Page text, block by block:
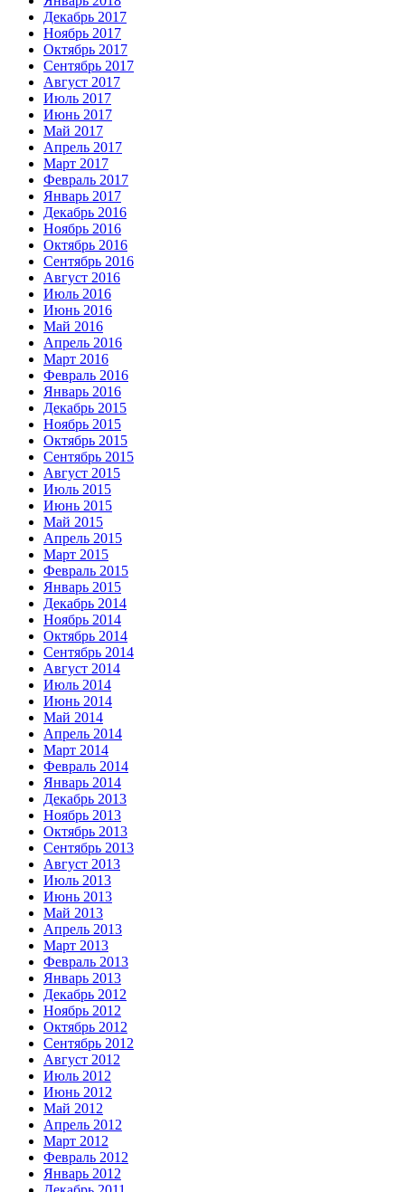
Декабрь 2017
Ноябрь 2017
Октябрь 2017
Сентябрь 2017
Август 2017
Июль 2017
Июнь 2017
Май 2017
Апрель 2017
Март 2017
Февраль 2017
Январь 2017
Декабрь 2016
Ноябрь 2016
Октябрь 2016
Сентябрь 2016
Август 2016
Июль 2016
Июнь 2016
Май 2016
Апрель 2016
Март 2016
Февраль 2016
Январь 2016
Декабрь 2015
Ноябрь 2015
Октябрь 2015
Сентябрь 2015
Август 2015
Июль 2015
Июнь 2015
Май 2015
Апрель 2015
Март 2015
Февраль 2015
Январь 2015
Декабрь 2014
Ноябрь 2014
Октябрь 2014
Сентябрь 2014
Август 2014
Июль 2014
Июнь 2014
Май 2014
Апрель 2014
Март 2014
Февраль 2014
Январь 2014
Декабрь 2013
Ноябрь 2013
Октябрь 2013
Сентябрь 2013
Август 2013
Июль 2013
Июнь 2013
Май 2013
Апрель 2013
Март 2013
Февраль 2013
Январь 2013
Декабрь 2012
Ноябрь 2012
Октябрь 2012
Сентябрь 2012
Август 2012
Июль 2012
Июнь 2012
Май 2012
Апрель 2012
Март 2012
Февраль 2012
Январь 2012